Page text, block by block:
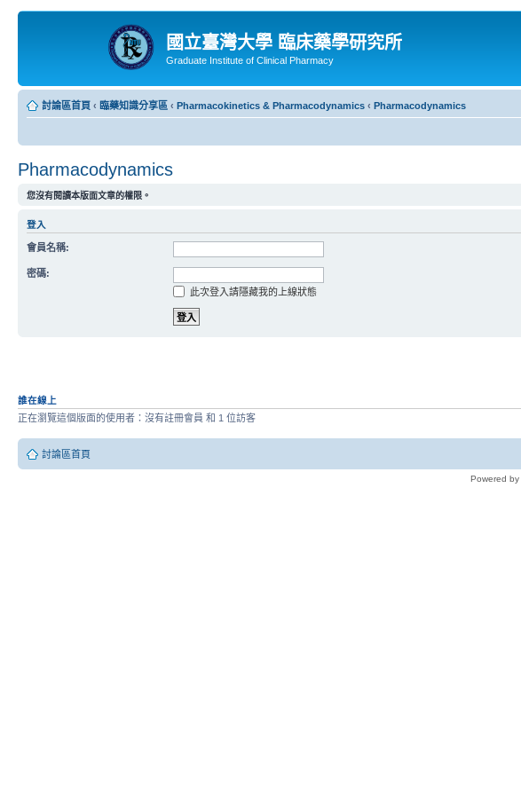
國立臺灣大學 臨床藥學研究所
Graduate Institute of Clinical Pharmacy
討論區首頁 ‹ 臨藥知識分享區 ‹ Pharmacokinetics & Pharmacodynamics ‹ Pharmacodynamics
Pharmacodynamics
您沒有閱讀本版面文章的權限。
登入
會員名稱:
密碼:
此次登入請隱藏我的上線狀態
誰在線上
正在瀏覽這個版面的使用者：沒有註冊會員 和 1 位訪客
討論區首頁
Powered by